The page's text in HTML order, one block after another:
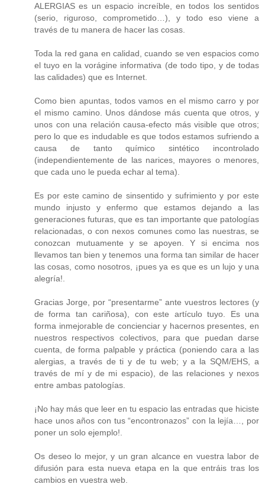
ALERGIAS es un espacio increíble, en todos los sentidos
(serio, riguroso, comprometido…), y todo eso viene a
través de tu manera de hacer las cosas.
Toda la red gana en calidad, cuando se ven espacios como
el tuyo en la vorágine informativa (de todo tipo, y de todas
las calidades) que es Internet.
Como bien apuntas, todos vamos en el mismo carro y por
el mismo camino. Unos dándose más cuenta que otros, y
unos con una relación causa-efecto más visible que otros;
pero lo que es indudable es que todos estamos sufriendo a
causa de tanto químico sintético incontrolado
(independientemente de las narices, mayores o menores,
que cada uno le pueda echar al tema).
Es por este camino de sinsentido y sufrimiento y por este
mundo injusto y enfermo que estamos dejando a las
generaciones futuras, que es tan importante que patologías
relacionadas, o con nexos comunes como las nuestras, se
conozcan mutuamente y se apoyen. Y si encima nos
llevamos tan bien y tenemos una forma tan similar de hacer
las cosas, como nosotros, ¡pues ya es que es un lujo y una
alegría!.
Gracias Jorge, por “presentarme” ante vuestros lectores (y
de forma tan cariñosa), con este artículo tuyo. Es una
forma inmejorable de concienciar y hacernos presentes, en
nuestros respectivos colectivos, para que puedan darse
cuenta, de forma palpable y práctica (poniendo cara a las
alergias, a través de ti y de tu web; y a la SQM/EHS, a
través de mí y de mi espacio), de las relaciones y nexos
entre ambas patologías.
¡No hay más que leer en tu espacio las entradas que hiciste
hace unos años con tus “encontronazos” con la lejía…, por
poner un solo ejemplo!.
Os deseo lo mejor, y un gran alcance en vuestra labor de
difusión para esta nueva etapa en la que entráis tras los
cambios en vuestra web.